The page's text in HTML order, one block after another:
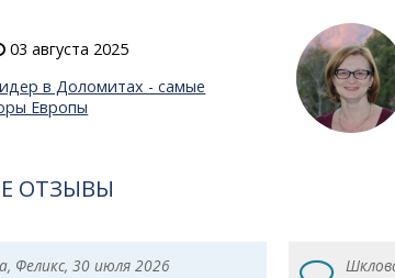
03 августа 2025
в Доломитах - самые
Европы
ОТЗЫВЫ
Феликс, 30 июля 2026